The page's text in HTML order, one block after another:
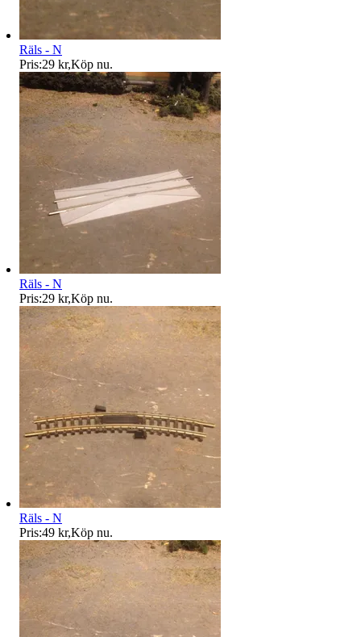
Räls - N
Pris:29 kr,Köp nu.
Räls - N
Pris:29 kr,Köp nu.
Räls - N
Pris:49 kr,Köp nu.